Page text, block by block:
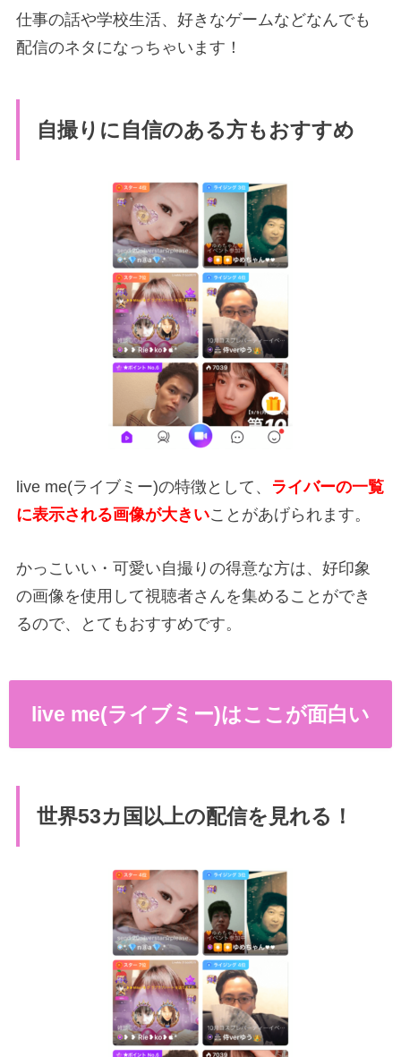
仕事の話や学校生活、好きなゲームなどなんでも
配信のネタになっちゃいます！
自撮りに自信のある方もおすすめ
live me(ライブミー)の特徴として、 ライバーの一覧
に表示される画像が大きいことがあげられます。
かっこいい・可愛い自撮りの得意な方は、好印象
の画像を使用して視聴者さんを集めることができ
るので、とてもおすすめです。
live me(ライブミー)はここが面白い
世界53カ国以上の配信を見れる！